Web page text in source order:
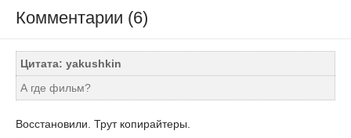
Комментарии (6)
Цитата: yakushkin
А где фильм?
Восстановили. Трут копирайтеры.